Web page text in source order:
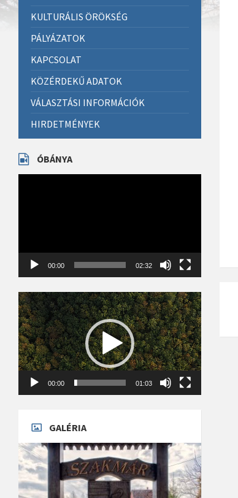
KULTURÁLIS ÖRÖKSÉG
PÁLYÁZATOK
KAPCSOLAT
KÖZÉRDEKŰ ADATOK
VÁLASZTÁSI INFORMÁCIÓK
HIRDETMÉNYEK
ÓBÁNYA
00:00 02:32
Videólejátszó
00:00 01:03
GALÉRIA